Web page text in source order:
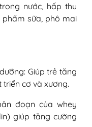
bình - nặng:
trọng
với đạm sữa
triệu chứng lâm
bò (xét
nước, hấp thu
sữa, phô mai
Giúp trẻ tăng
cơ và xương.
đoạn của whey
giúp tăng cường